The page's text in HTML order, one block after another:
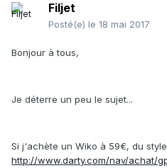
Filjet
Posté(e) le 18 mai 2017
Bonjour à tous,
Je déterre un peu le sujet...
Si j'achète un Wiko à 59€, du style
http://www.darty.com/nav/achat/